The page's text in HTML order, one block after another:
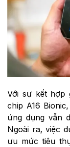
Với sự kết hợp
chip A16
ứng dụng vẫn
Ngoài ra, việc
ưu mức tiêu